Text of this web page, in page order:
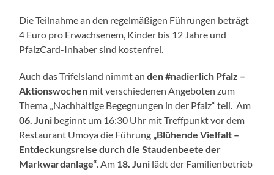
Die Teilnahme an den regelmäßigen Führungen beträgt
4 Euro pro Erwachsenem, Kinder bis 12 Jahre und
PfalzCard-Inhaber sind kostenfrei.
Auch das Trifelsland nimmt anden #nadierlich Pfalz –
Aktionswochen mit verschiedenen Angeboten zum
Thema „Nachhaltige Begegnungen in der Pfalz“ teil. Am
06. Juni beginnt um 16:30 Uhr mit Treffpunkt vor dem
Restaurant Umoya die Führung „Blühende Vielfalt –
Entdeckungsreise durch die Staudenbeete der
Markwardanlage“. Am 18. Juni lädt der Familienbetrieb